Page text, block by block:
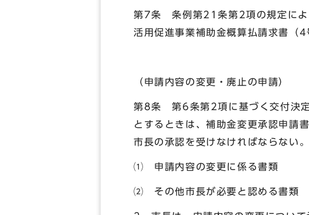
第7条 条例第21条第2項の規定によ
活用促進事業補助金概算払請求書（
（申請内容の変更・廃止の申請）
第8条 第6条第2項に基づく交付決定
とするときは、補助金変更承認申請
市長の承認を受けなければならない。
⑴ 申請内容の変更に係る書類
⑵ その他市長が必要と認める書類